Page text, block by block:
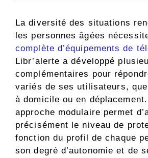
La diversité des situations
les personnes âgées
complète d’équipements de
Libr’alerte a développé
complémentaires pour
variés de ses utilisateurs,
à domicile ou en
approche modulaire permet
précisément le niveau de
fonction du profil de chaque
son degré d’autonomie et de